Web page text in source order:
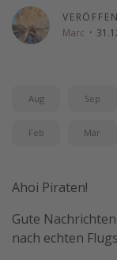
Marc ·
Aug Sep
Feb Mär
Ahoi Piraten!
Gute
nach echten